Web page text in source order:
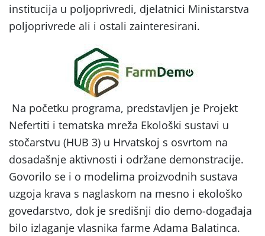
institucija u poljoprivredi, djelatnici Ministarstva
poljoprivrede ali i ostali zainteresirani.
Na početku programa, predstavljen je Projekt
Nefertiti i tematska mreža Ekološki sustavi u
stočarstvu (HUB 3) u Hrvatskoj s osvrtom na
dosadašnje aktivnosti i održane demonstracije.
Govorilo se i o modelima proizvodnih sustava
uzgoja krava s naglaskom na mesno i ekološko
govedarstvo, dok je središnji dio demo-događaja
bilo izlaganje vlasnika farme Adama Balatinca.